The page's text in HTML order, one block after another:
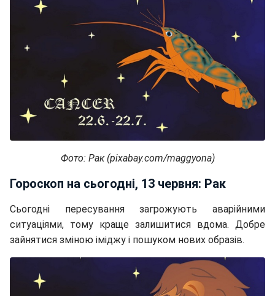
Фото: Рак (pixabay.com/maggyona)
Гороскоп на сьогодні, 13 червня: Рак
Сьогодні пересування загрожують аварійними
ситуаціями, тому краще залишитися вдома. Добре
зайнятися зміною іміджу і пошуком нових образів.